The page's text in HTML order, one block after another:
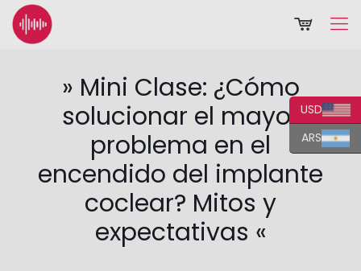
» Mini Clase: ¿Cómo
solucionar el mayor
problema en el
encendido del implante
coclear? Mitos y
expectativas «
USD
ARS